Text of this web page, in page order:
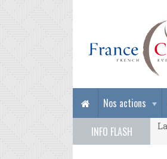
Nos actions
INFO FLASH